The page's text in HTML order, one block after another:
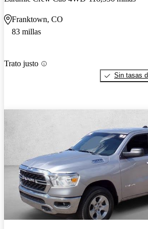
Franktown, CO
83 millas
Trato justo
Sin tasas